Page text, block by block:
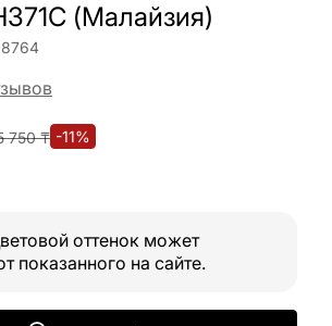
(Малайзия)
750₸ -11%
оттенок может
показанного на сайте.